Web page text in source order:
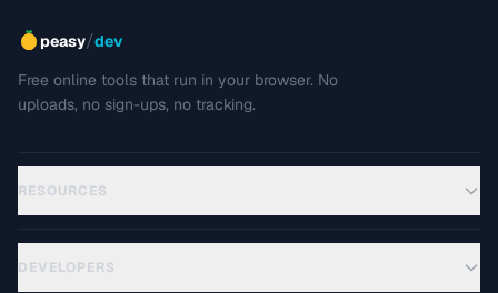
peasy/dev
Free online tools that run in your browser. No
uploads, no sign-ups, no tracking.
RESOURCES
DEVELOPERS